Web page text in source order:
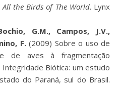
All the Birds of The World. Lynx
G.M., Campos, J.V.,
F.(2009) Sobre o uso de
de aves à fragmentação
Biótica: um estudo
do Paraná, sul do Brasil.